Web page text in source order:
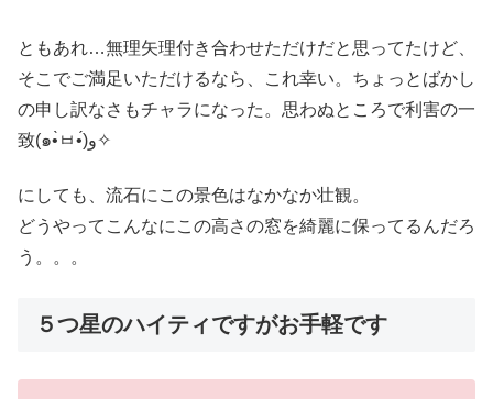
ともあれ…無理矢理付き合わせただけだと思ってたけど、
そこでご満足いただけるなら、これ幸い。ちょっとばかし
の申し訳なさもチャラになった。思わぬところで利害の一
致(๑•̀ㅂ•́)و✧
にしても、流石にこの景色はなかなか壮観。
どうやってこんなにこの高さの窓を綺麗に保ってるんだろ
う。。。
５つ星のハイティですがお手軽です